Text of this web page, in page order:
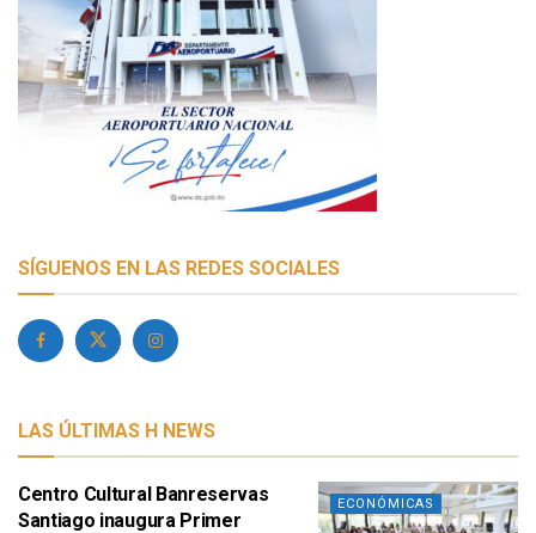
SÍGUENOS EN LAS REDES SOCIALES
LAS ÚLTIMAS H NEWS
ECONÓMICAS
Centro Cultural Banreservas
Santiago inaugura Primer